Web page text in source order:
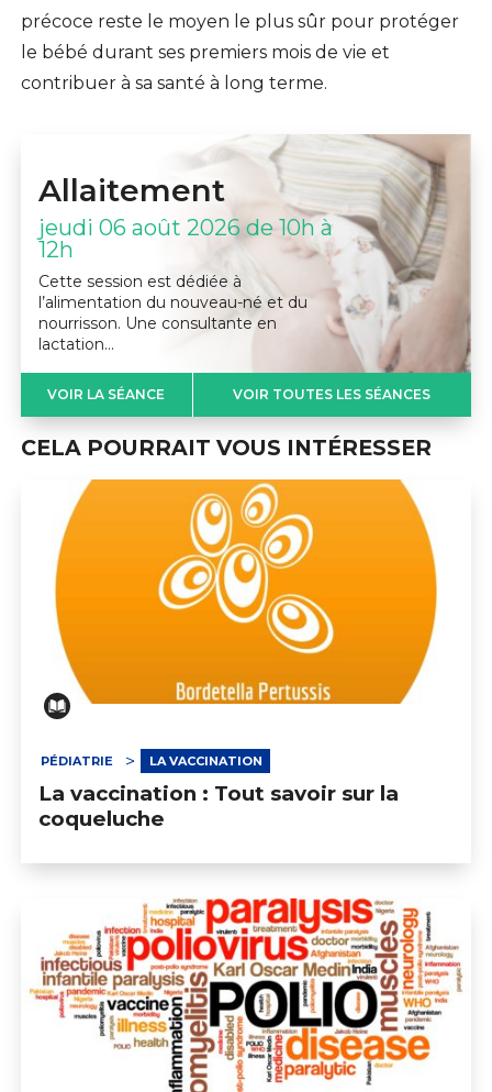
précoce reste le moyen le plus sûr pour protéger
le bébé durant ses premiers mois de vie et
contribuer à sa santé à long terme.
Allaitement
jeudi 06 août 2026 de 10h à
12h
Cette session est dédiée à
l’alimentation du nouveau-né et du
nourrisson. Une consultante en
lactation…
VOIR LA SÉANCE VOIR TOUTES LES SÉANCES
CELA POURRAIT VOUS INTÉRESSER
PÉDIATRIE LA VACCINATION
La vaccination : Tout savoir sur la
coqueluche